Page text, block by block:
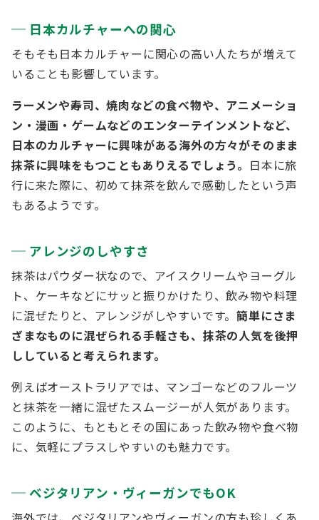
日本カルチャーへの関心
そもそも日本カルチャーに関心の高い人たちが増えて
いることも影響しています。
ラーメンや寿司、焼肉などの食べ物や、アニメーショ
ン・漫画・ゲームなどのエンターテインメントなど、
日本のカルチャーに興味がある海外の方々がそのまま
抹茶に興味をもつこともありえるでしょう。 日本に旅
行に来た際に、初めて抹茶を飲んで感動したという声
もあるようです。
アレンジのしやすさ
抹茶はパウダー状なので、アイスクリームやヨーグル
ト、ケーキなどにサッと振りかけたり、飲み物や料理
に混ぜたりと、アレンジがしやすいです。簡単にさま
ざまなものに混ぜられる手軽さも、抹茶の人気を後押
ししていると考えられます。
例えばオーストラリアでは、マンゴーなどのフルーツ
と抹茶を一緒に混ぜたスムージーが人気があります。
このように、もともとその国にあった飲み物や食べ物
に、気軽にプラスしやすいのも魅力です。
ベジタリアン・ヴィーガンでもOK